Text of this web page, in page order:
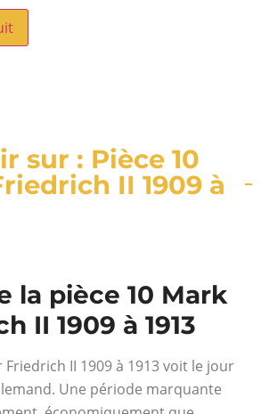
sur : Pièce 10
II 1909 à
la pièce 10 Mark
II 1909 à 1913
Friedrich II 1909 à 1913 voit le jour
Une période marquante